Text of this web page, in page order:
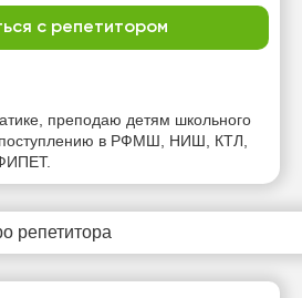
с репетитором
преподаю детям школьного
поступлению в РФМШ, НИШ, КТЛ,
репетитора
пн
Нет
свободных
Нет
свободных